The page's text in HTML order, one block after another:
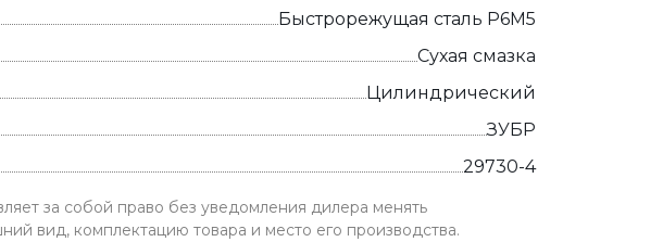
Быстрорежущая сталь Р6М5
Сухая смазка
Цилиндрический
ЗУБР
29730-4
за собой право без уведомления дилера менять
вид, комплектацию товара и место его производства.